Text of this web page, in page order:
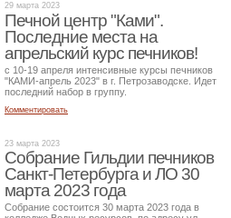
29 марта 2023
Печной центр "Ками".
Последние места на
апрельский курс печников!
с 10-19 апреля интенсивные курсы печников
"КАМИ-апрель 2023" в г. Петрозаводске. Идет
последний набор в группу.
Комментировать
23 марта 2023
Собрание Гильдии печников
Санкт-Петербурга и ЛО 30
марта 2023 года
Собрание состоится 30 марта 2023 года в